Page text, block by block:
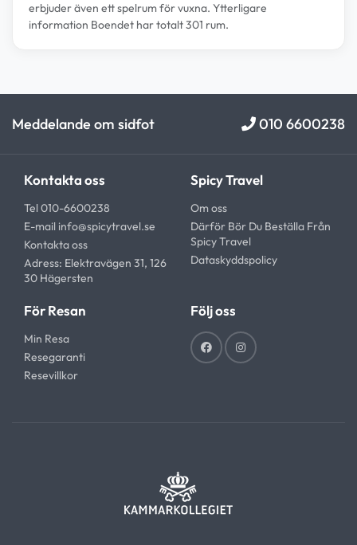
erbjuder även ett spelrum för vuxna. Ytterligare
information Boendet har totalt 301 rum.
Meddelande om sidfot 010 6600238
Kontakta oss
Tel 010-6600238
E-mail info@spicytravel.se
Kontakta oss
Adress: Elektravägen 31, 126
30 Hägersten
Spicy Travel
Om oss
Därför Bör Du Beställa Från
Spicy Travel
Dataskyddspolicy
För Resan
Min Resa
Resegaranti
Resevillkor
Följ oss